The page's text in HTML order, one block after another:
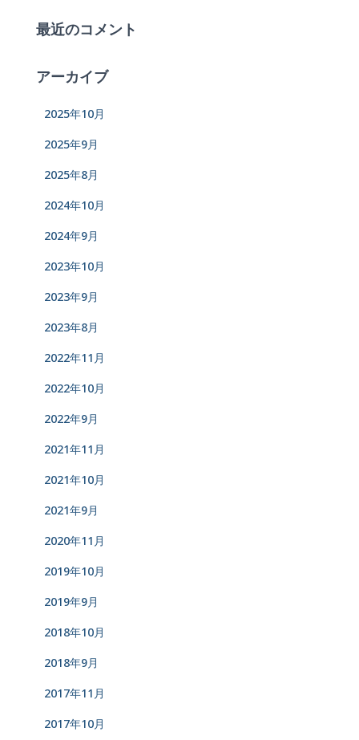
最近のコメント
アーカイブ
2025年10月
2025年9月
2025年8月
2024年10月
2024年9月
2023年10月
2023年9月
2023年8月
2022年11月
2022年10月
2022年9月
2021年11月
2021年10月
2021年9月
2020年11月
2019年10月
2019年9月
2018年10月
2018年9月
2017年11月
2017年10月